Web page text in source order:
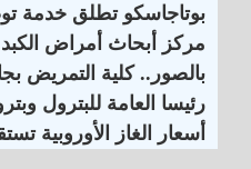
بوتاجاسكو تطلق خدمة
مركز أبحاث أمراض الكبد
بالصور.. كلية التمريض
رئيسا العامة للبترول
أسعار الغاز الأوروبية